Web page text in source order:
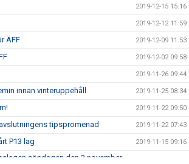
2019-12-15 15:16
2019-12-12 11:59
ÄFF 2019-12-09 11:53
2019-12-02 09:58
2019-11-26 09:44
innan vinteruppehåll 2019-11-25 08:34
2019-11-22 09:50
tipspromenad 2019-11-22 07:43
P13 lag 2019-11-15 09:16
söndagen den 3 november